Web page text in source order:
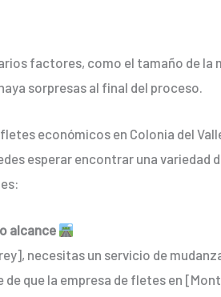
factores, como el tamaño de
sorpresas al final del proceso.
económicos en Colonia del
esperar encontrar una variedad
alcance
necesitas un servicio de
de que la empresa de fletes en